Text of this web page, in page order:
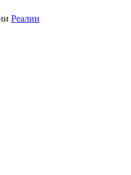
Реалии